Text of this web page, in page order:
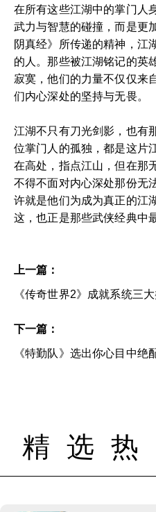
在所有这些江湖中的掌门人
武力与智慧的碰撞，而是更
阴真经》所传递的精神，江
的人。那些被江湖铭记的英
寂寞，他们的力量不仅仅来
们内心深处的坚持与无畏。
江湖不只有刀光剑影，也有
位掌门人的孤独，都是这片
在高处，指点江山，但在那
不得不面对内心深处那份无
许就是他们为成为真正的江
这，也正是那些武侠经典中
上一篇：
《传奇世界2》成就系统三
下一篇：
《特勤队》选出你心目中绝
精选